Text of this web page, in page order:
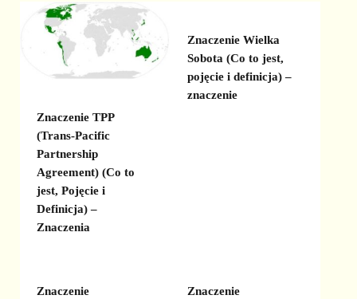
Znaczenie TPP
(Trans-Pacific
Partnership
Agreement) (Co to
jest, Pojęcie i
Definicja) –
Znaczenia
Znaczenie Wielka
Sobota (Co to jest,
pojęcie i definicja) –
znaczenie
Znaczenie
Znaczenie